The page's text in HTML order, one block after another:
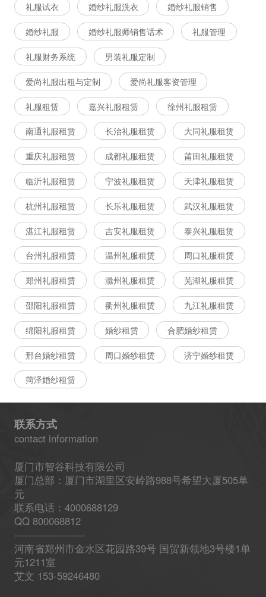
礼服试衣 婚纱礼服洗衣 婚纱礼服销售
婚纱礼服 婚纱礼服师销售话术 礼服管理
礼服财务系统 男装礼服定制
爱尚礼服出租与定制 爱尚礼服客资管理
礼服租赁 嘉兴礼服租赁 徐州礼服租赁
南通礼服租赁 长治礼服租赁 大同礼服租赁
重庆礼服租赁 成都礼服租赁 莆田礼服租赁
临沂礼服租赁 宁波礼服租赁 天津礼服租赁
杭州礼服租赁 长乐礼服租赁 武汉礼服租赁
湛江礼服租赁 吉安礼服租赁 泰兴礼服租赁
台州礼服租赁 温州礼服租赁 周口礼服租赁
郑州礼服租赁 滁州礼服租赁 芜湖礼服租赁
邵阳礼服租赁 衢州礼服租赁 九江礼服租赁
绵阳礼服租赁 婚纱租赁 合肥婚纱租赁
邢台婚纱租赁 周口婚纱租赁 济宁婚纱租赁
菏泽婚纱租赁
联系方式
contact information
厦门市智谷科技有限公司
厦门总部：厦门市湖里区安岭路988号希望大厦505单
元
联系电话：4000688129
QQ 800068812
--------------------
河南省郑州市金水区花园路39号 国贸新领地3号楼1单
元1211室
艾文 153-59246480